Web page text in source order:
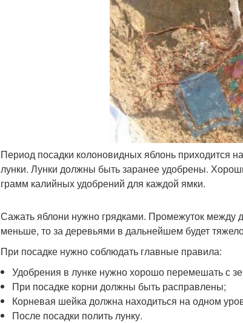
Период посадки колоновидных яблонь приходится
лунки. Лунки должны быть заранее удобрены.
грамм калийных удобрений для каждой ямки.
Сажать яблони нужно грядками. Промежуток между
меньше, то за деревьями в дальнейшем будет
При посадке нужно соблюдать главные правила:
Удобрения в лунке нужно хорошо перемешать с
При посадке корни должны быть расправлены;
Корневая шейка должна находиться на одном
После посадки полить лунку.